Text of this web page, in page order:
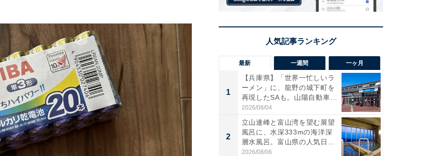
最新 一週間 一ヶ月
1
【兵庫県】「世界一忙しいラ
ーメン」に、龍野の城下町を
再現したSAも。山陽自動車
道...
2026/08/04
2
立山連峰と富山湾を望む展望
風呂に、水深333mの海洋深
層水風呂。富山県の人気日
帰...
2026/08/06